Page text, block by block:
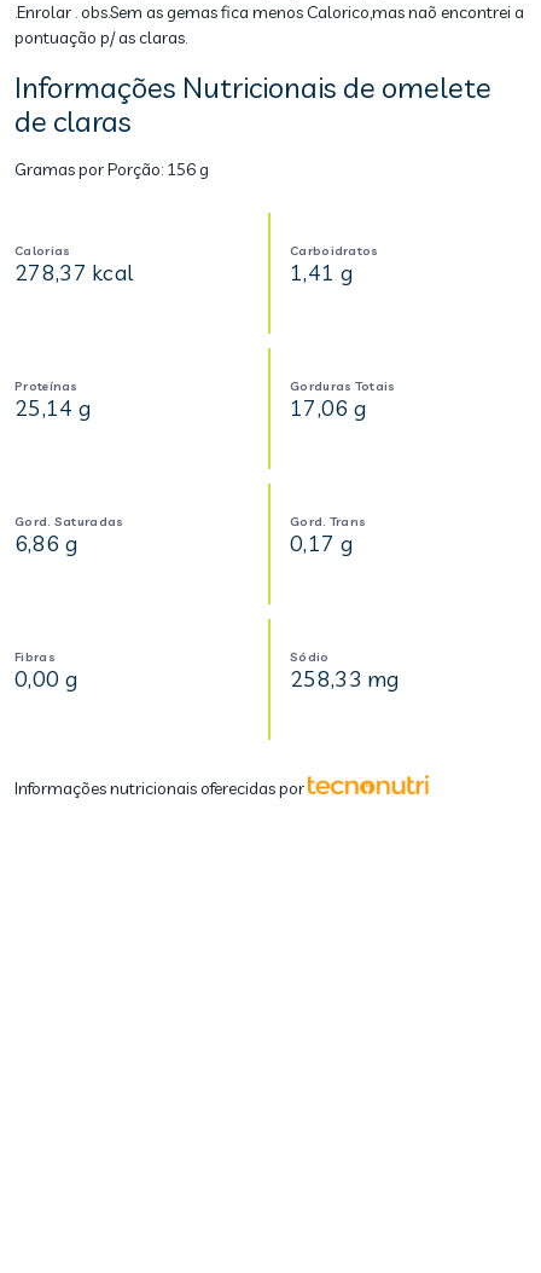
.Enrolar . obs.Sem as gemas fica menos Calorico,mas naõ encontrei a
pontuação p/ as claras.
Informações Nutricionais de omelete
de claras
Gramas por Porção: 156 g
Calorias
278,37 kcal
Carboidratos
1,41 g
Proteínas
25,14 g
Gorduras Totais
17,06 g
Gord. Saturadas
6,86 g
Gord. Trans
0,17 g
Fibras
0,00 g
Sódio
258,33 mg
Informações nutricionais oferecidas por